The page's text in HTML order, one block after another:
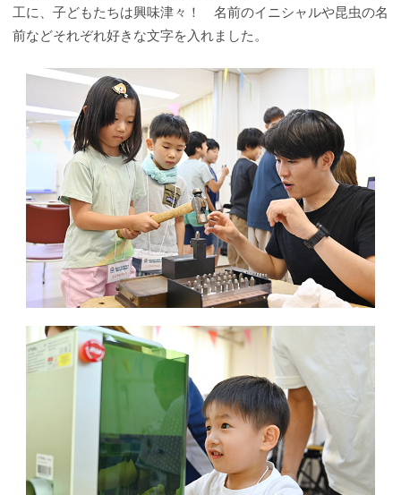
工に、子どもたちは興味津々！ 名前のイニシャルや昆虫の名
前などそれぞれ好きな文字を入れました。